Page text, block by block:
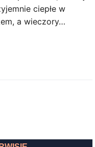
ciepłe w
a wieczory…